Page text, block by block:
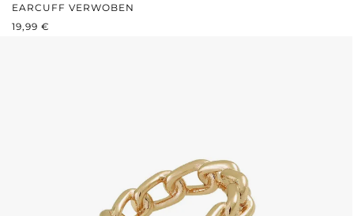
EARCUFF VERWOBEN
REGULÄRER PREIS:
19,99 €